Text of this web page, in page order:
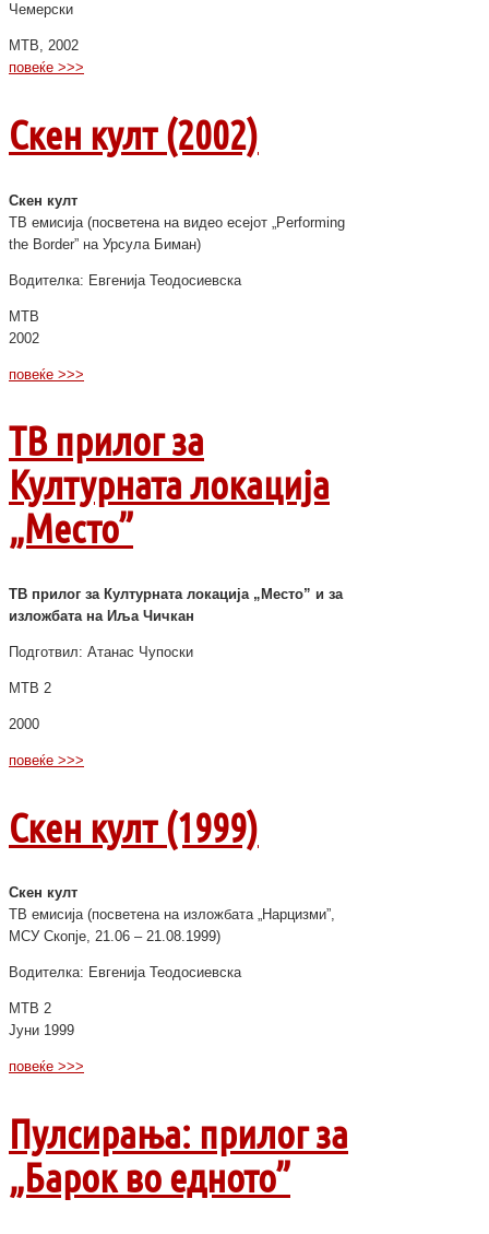
Чемерски
МТВ, 2002
повеќе >>>
Скен култ (2002)
Скен култ
ТВ емисија (посветена на видео есејот „Performing
the Border” на Урсула Биман)
Водителка: Евгенија Теодосиевска
МТВ
2002
повеќе >>>
ТВ прилог за
Културната локација
„Место”
ТВ прилог за Културната локација „Место” и за
изложбата на Иља Чичкан
Подготвил: Атанас Чупоски
МТВ 2
2000
повеќе >>>
Скен култ (1999)
Скен култ
ТВ емисија (посветена на изложбата „Нарцизми”,
МСУ Скопје, 21.06 – 21.08.1999)
Водителка: Евгенија Теодосиевска
МТВ 2
Јуни 1999
повеќе >>>
Пулсирања: прилог за
„Барок во едното”